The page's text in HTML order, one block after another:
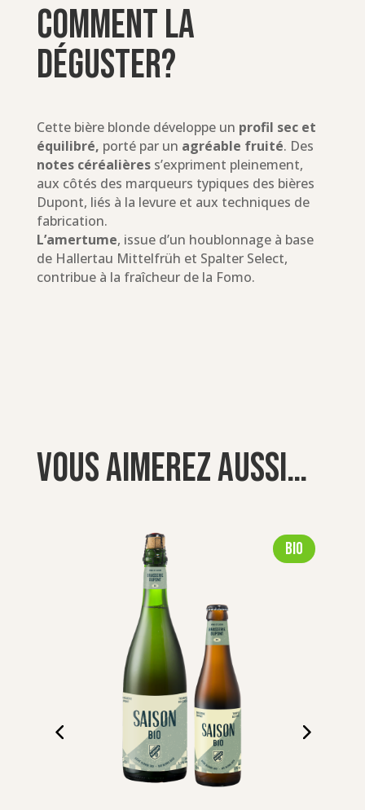
Comment la
déguster?
Cette bière blonde développe un profil sec et
équilibré, porté par un agréable fruité. Des
notes céréalièress’expriment pleinement,
aux côtés des marqueurs typiques des bières
Dupont, liés à la levure et aux techniques de
fabrication.
L’amertume, issue d’un houblonnage à base
de Hallertau Mittelfrüh et Spalter Select,
contribue à la fraîcheur de la Fomo.
Vous aimerez aussi…
Bio